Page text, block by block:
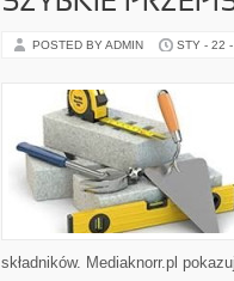
POSTED BY ADMIN STY - 22
składników. Mediaknorr.pl